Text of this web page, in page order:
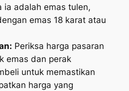
ia adalah emas tulen,
emas 18 karat atau
Periksa harga pasaran
emas dan perak
untuk memastikan
harga yang